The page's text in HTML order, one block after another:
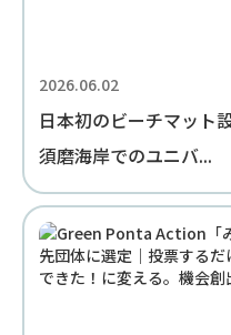
2026.06.02
日本初のビーチマット
須磨海岸でのユニバ...